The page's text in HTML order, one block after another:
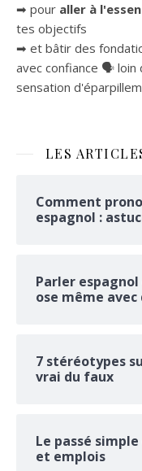
➡ pour aller à
tes objectifs
➡ et bâtir des
avec confiance 🗣
sensation
LES
Comment
espagnol :
Parler
ose même
7 stéréotypes
vrai du faux
Le passé
et emplois